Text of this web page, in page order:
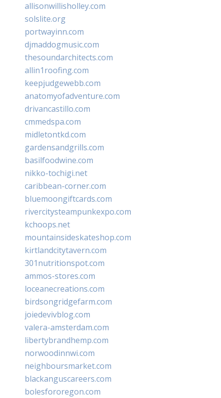
allisonwillisholley.com
solslite.org
portwayinn.com
djmaddogmusic.com
thesoundarchitects.com
allin1roofing.com
keepjudgewebb.com
anatomyofadventure.com
drivancastillo.com
cmmedspa.com
midletontkd.com
gardensandgrills.com
basilfoodwine.com
nikko-tochigi.net
caribbean-corner.com
bluemoongiftcards.com
rivercitysteampunkexpo.com
kchoops.net
mountainsideskateshop.com
kirtlandcitytavern.com
301nutritionspot.com
ammos-stores.com
loceanecreations.com
birdsongridgefarm.com
joiedevivblog.com
valera-amsterdam.com
libertybrandhemp.com
norwoodinnwi.com
neighboursmarket.com
blackanguscareers.com
bolesfororegon.com